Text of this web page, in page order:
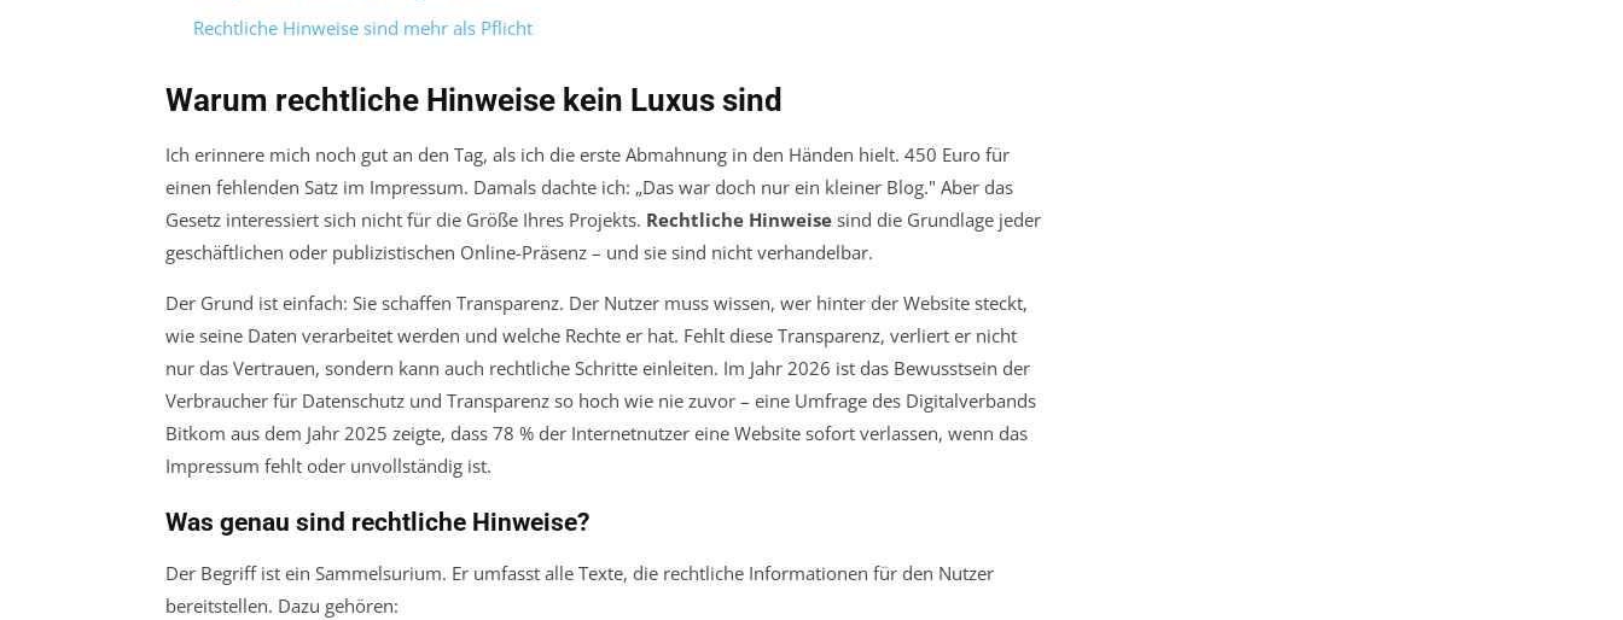
Rechtliche Hinweise sind mehr als Pflicht
Warum rechtliche Hinweise kein Luxus sind
Ich erinnere mich noch gut an den Tag, als ich die erste Abmahnung in den Händen hielt. 450 Euro für
einen fehlenden Satz im Impressum. Damals dachte ich: „Das war doch nur ein kleiner Blog." Aber das
Gesetz interessiert sich nicht für die Größe Ihres Projekts. Rechtliche Hinweise sind die Grundlage jeder
geschäftlichen oder publizistischen Online-Präsenz – und sie sind nicht verhandelbar.
Der Grund ist einfach: Sie schaffen Transparenz. Der Nutzer muss wissen, wer hinter der Website steckt,
wie seine Daten verarbeitet werden und welche Rechte er hat. Fehlt diese Transparenz, verliert er nicht
nur das Vertrauen, sondern kann auch rechtliche Schritte einleiten. Im Jahr 2026 ist das Bewusstsein der
Verbraucher für Datenschutz und Transparenz so hoch wie nie zuvor – eine Umfrage des Digitalverbands
Bitkom aus dem Jahr 2025 zeigte, dass 78 % der Internetnutzer eine Website sofort verlassen, wenn das
Impressum fehlt oder unvollständig ist.
Was genau sind rechtliche Hinweise?
Der Begriff ist ein Sammelsurium. Er umfasst alle Texte, die rechtliche Informationen für den Nutzer
bereitstellen. Dazu gehören: